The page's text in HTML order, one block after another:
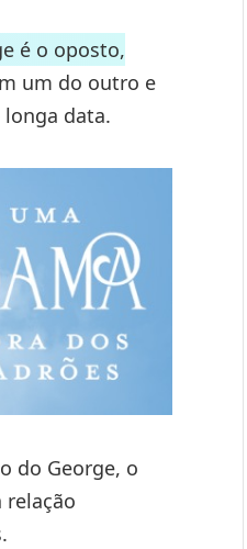
é o oposto,
um do outro e
data.
do George, o